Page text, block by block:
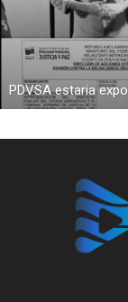
PDVSA estaria